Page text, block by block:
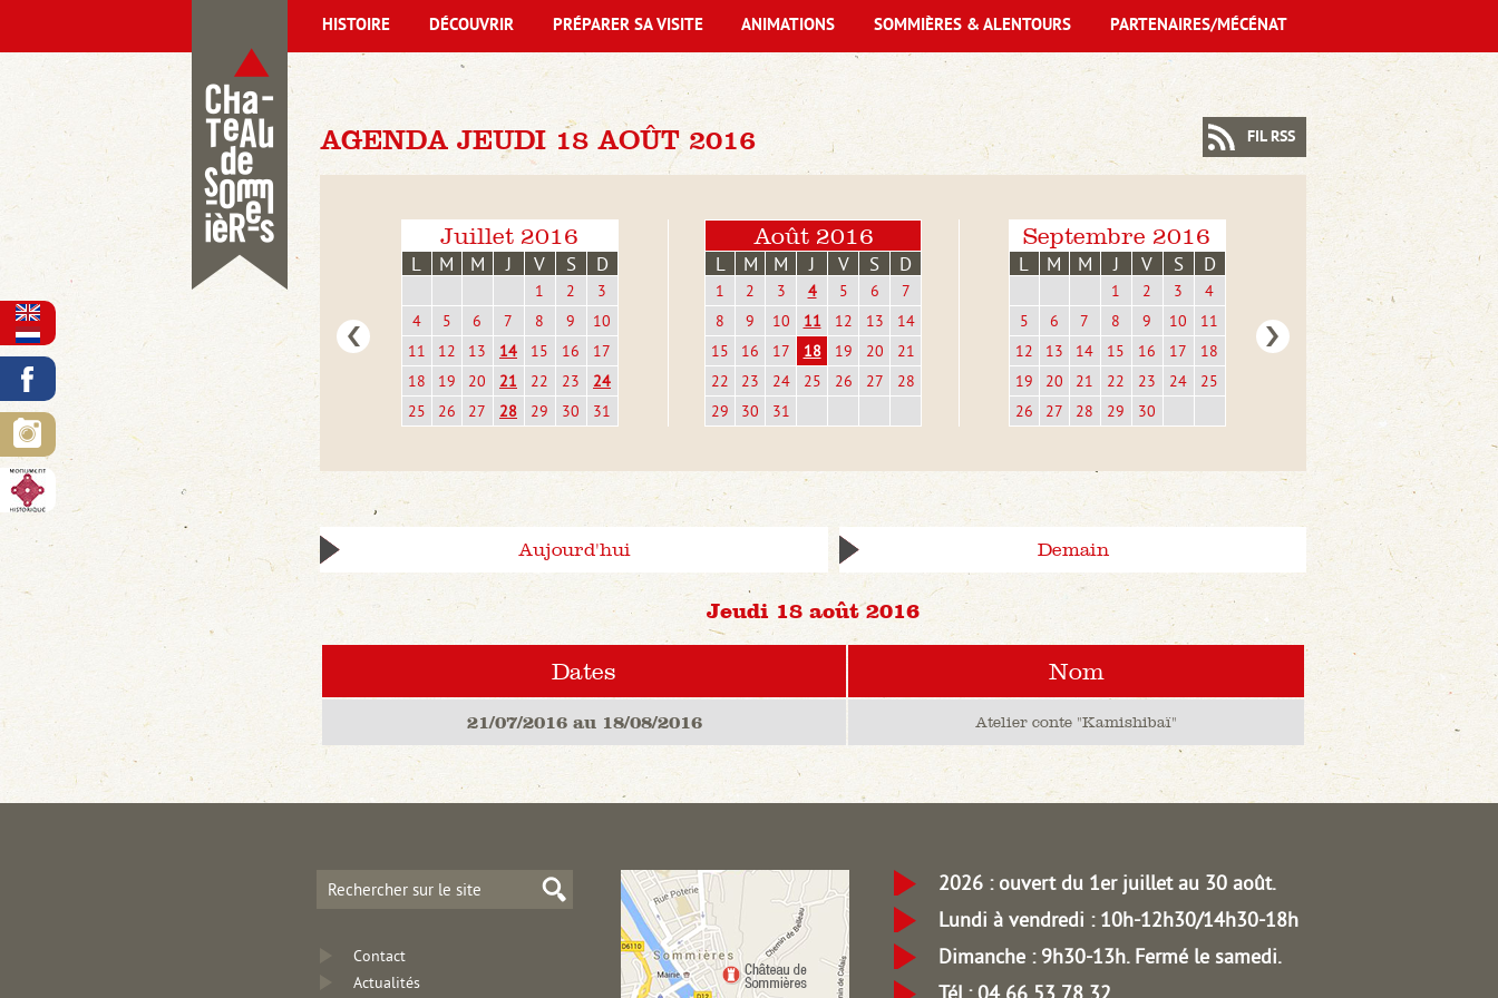
AGENDA JEUDI 18 AOÛT 2016
Juillet 2016
L M M J V S D
1 2
3
4
5 6 7 8 9
10
11
12 13 14 15 16
17
18
19 20 21 22 23
24
25
26 27 28 29 30 31
Août 2016
L M M J V S D
1 2 3 4 5 6
7
8
9 10 11 12 13
14
15
16 17 18 19 20
21
22
23 24 25 26 27
28
29
30 31
Septembre 2016
L M M J V S D
1 2 3
4
5
6 7 8 9 10
11
12
13 14 15 16 17
18
19
20 21 22 23 24
25
26
27 28 29 30
Aujourd'hui Demain
Jeudi 18 août 2016
FIL RSS
Dates Nom
21/07/2016 au 18/08/2016 Atelier conte "Kamishibaï"
HISTOIRE DÉCOUVRIR PRÉPARER SA VISITE ANIMATIONS SOMMIÈRES & ALENTOURS PARTENAIRES/MÉCÉNAT
Contact
Actualités
2026 : ouvert du 1er juillet au 30 août.
Lundi à vendredi : 10h-12h30/14h30-18h
Dimanche : 9h30-13h. Fermé le samedi.